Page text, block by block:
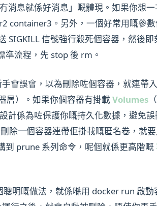
消息就係好消息」嘅體現。如果你想
container3。另外，一個好常用嘅參數
信號強行殺死個容器，然後即
準流程，先 stop 後 rm。
手會誤會，以為刪除咗個容器，就連帶
層）。如果你個容器有掛載Volumes
計係為咗保護你嘅持久化數據，避免
刪除一個容器連帶佢掛載嘅匿名卷，就
到 prune 系列命令，呢個就係更高階嘅
明嘅做法，就係喺用 docker run 啟